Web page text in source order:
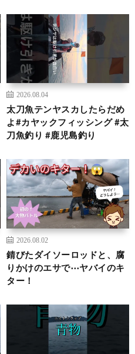
2026.08.04
太刀魚テンヤスカしたらだめ
よ#カヤックフィッシング #太
刀魚釣り #鹿児島釣り
2026.08.02
錆びたダイソーロッドと、腐
りかけのエサで⋯ヤバイのキ
ター！